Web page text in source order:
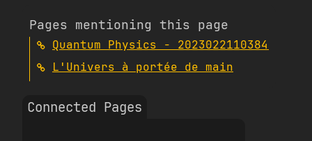
Connected Pages
Pages mentioning this page
Quantum Physics - 20230221103844
L'Univers à portée de main